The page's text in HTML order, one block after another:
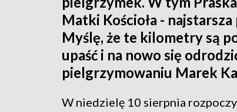
Matki Kościoła -
Myślę, że te kilometry są
upaść i na nowo się
pielgrzymowaniu Marek
W niedzielę 10 sierpnia